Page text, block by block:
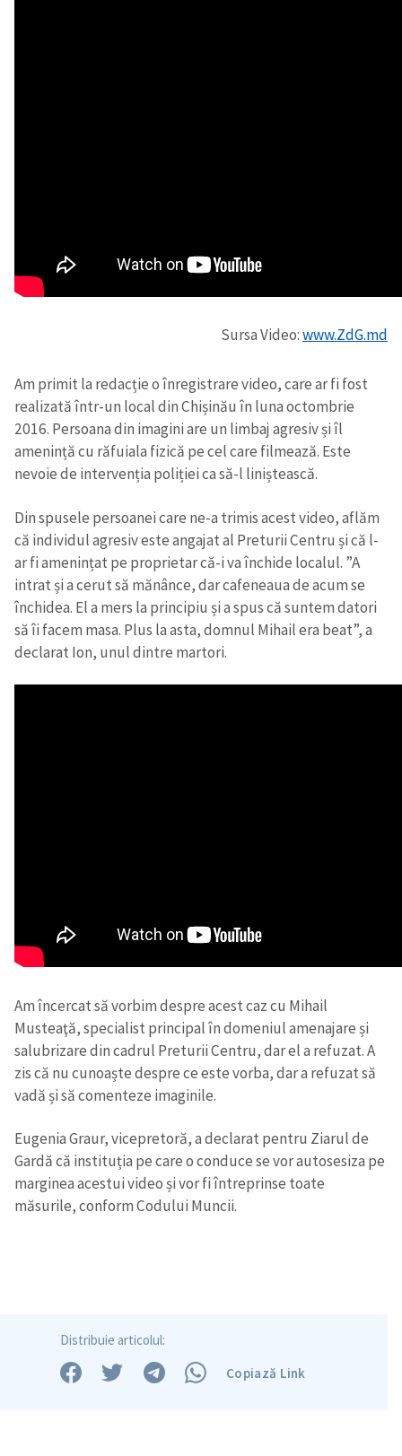
Sursa Video:www.ZdG.md
Am primit la redacție o înregistrare video, care ar fi fost
realizată într-un local din Chișinău în luna octombrie
2016. Persoana din imagini are un limbaj agresiv și îl
amenință cu răfuiala fizică pe cel care filmează. Este
nevoie de intervenția poliției ca să-l liniștească.
Din spusele persoanei care ne-a trimis acest video, aflăm
că individul agresiv este angajat al Preturii Centru și că l-
ar fi amenințat pe proprietar că-i va închide localul. ”A
intrat și a cerut să mănânce, dar cafeneaua de acum se
închidea. El a mers la principiu și a spus că suntem datori
să îi facem masa. Plus la asta, domnul Mihail era beat”, a
declarat Ion, unul dintre martori.
Am încercat să vorbim despre acest caz cu Mihail
Musteaţă, specialist principal în domeniul amenajare și
salubrizare din cadrul Preturii Centru, dar el a refuzat. A
zis că nu cunoaște despre ce este vorba, dar a refuzat să
vadă și să comenteze imaginile.
Eugenia Graur, vicepretoră, a declarat pentru Ziarul de
Gardă că instituția pe care o conduce se vor autosesiza pe
marginea acestui video și vor fi întreprinse toate
măsurile, conform Codului Muncii.
Distribuie articolul:
Copiază Link